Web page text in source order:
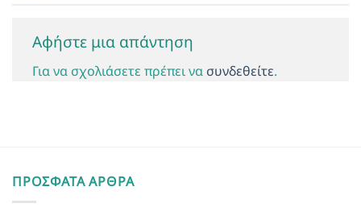
Αφήστε μια απάντηση
Για να σχολιάσετε πρέπει να συνδεθείτε.
ΠΡΌΣΦΑΤΑ ΆΡΘΡΑ